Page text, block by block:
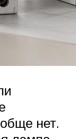
нет.